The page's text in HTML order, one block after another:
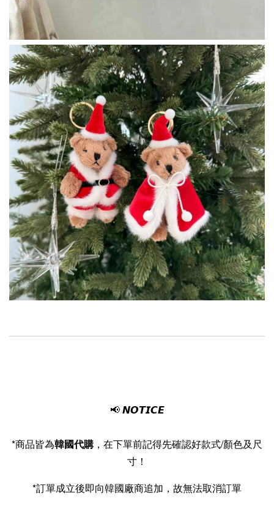
📢 𝙉𝙊𝙏𝙄𝘾𝙀
*商品皆為韓國代購 ，在下單前記得先確認好款式/顏色及尺
寸！